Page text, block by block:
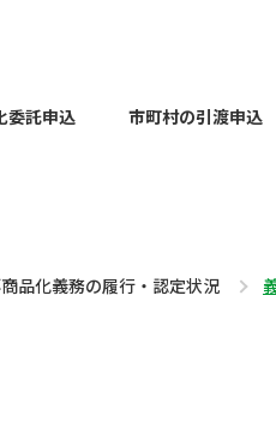
委託申込 市町村の引渡申込
品化義務の履行・認定状況